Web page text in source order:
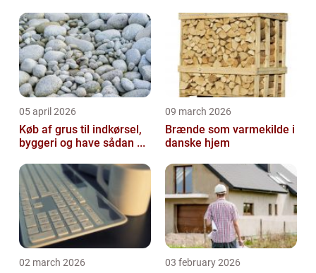
05 april 2026
Køb af grus til indkørsel,
byggeri og have sådan ...
09 march 2026
Brænde som varmekilde i
danske hjem
02 march 2026 03 february 2026